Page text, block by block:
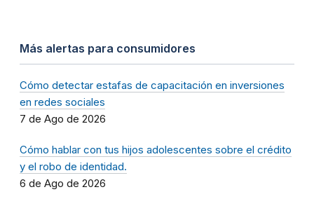
Más alertas para consumidores
Cómo detectar estafas de capacitación en inversiones
en redes sociales
7 de Ago de 2026
Cómo hablar con tus hijos adolescentes sobre el crédito
y el robo de identidad.
6 de Ago de 2026